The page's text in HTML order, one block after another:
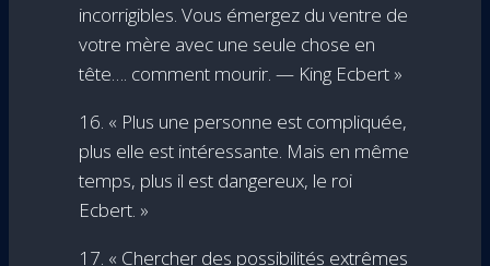
incorrigibles. Vous émergez du ventre de
votre mère avec une seule chose en
tête…. comment mourir. — King Ecbert »
16. « Plus une personne est compliquée,
plus elle est intéressante. Mais en même
temps, plus il est dangereux, le roi
Ecbert. »
17. « Chercher des possibilités extrêmes